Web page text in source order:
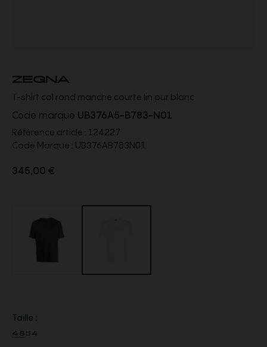
ZEGNA
T-shirt col rond manche courte lin pur blanc
Code marque UB376A5-B783-N01
Référence article : 124227
Code Marque : UB376AB783N01
345,00 €
Taille :
4854